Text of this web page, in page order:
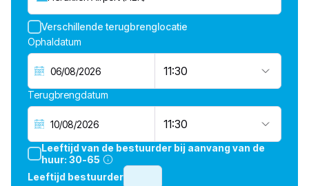
Verschillende terugbrenglocatie
Ophaldatum
11:30
Terugbrengdatum
11:30
Leeftijd van de bestuurder bij aanvang van de
huur: 30-65
Leeftijd bestuurder